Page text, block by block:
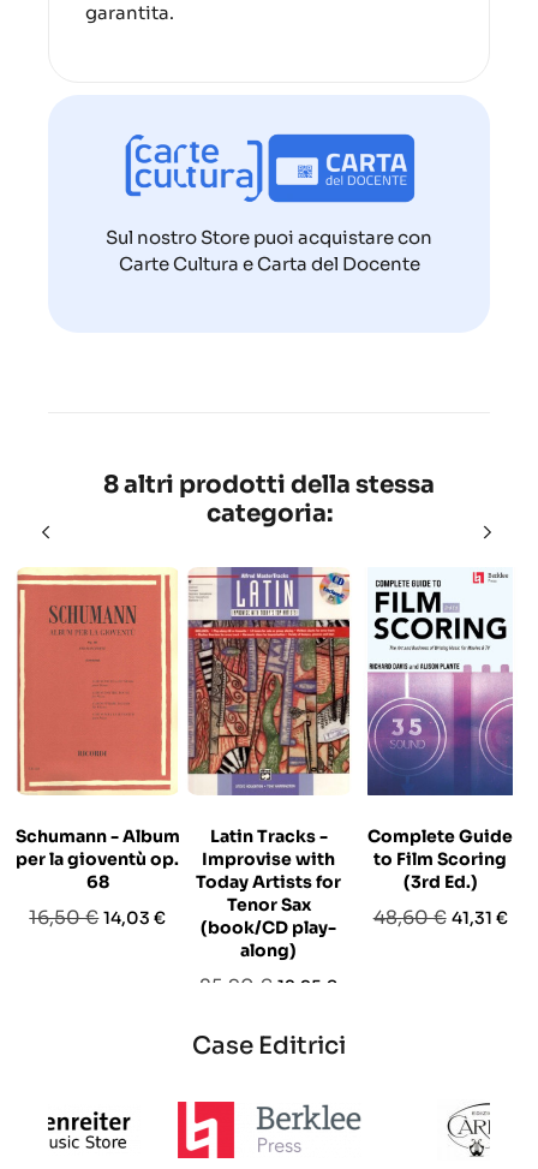
garantita.
Sul nostro Store puoi acquistare con
Carte Cultura e Carta del Docente
8 altri prodotti della stessa
categoria:
Schumann - Album
per la gioventù op.
68
Prezzo
16,50 €Prezzo
14,03 €
Latin Tracks -
Improvise with
Today Artists for
Tenor Sax
(book/CD play-
along)
Prezzo
25,90 € Prezzo
12,95 €
Complete Guide
to Film Scoring
(3rd Ed.)
Prezzo
48,60 € Prezzo
41,31 €
Case Editrici